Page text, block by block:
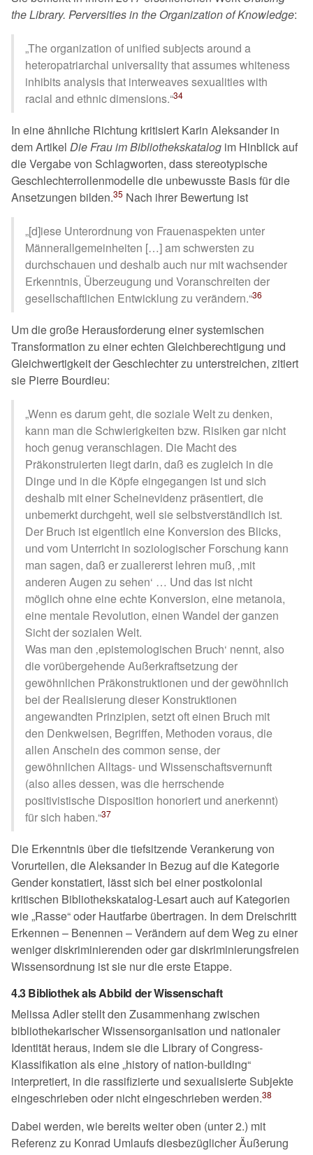
the Library. Perversities in the Organization of Knowledge:
The organization of unified subjects around a
heteropatriarchal universality that assumes whiteness
inhibits analysis that interweaves sexualities with
racial and ethnic dimensions. 34
In eine ähnliche Richtung kritisiert Karin Aleksander in
dem Artikel Die Frau im Bibliothekskatalog im Hinblick auf
die Vergabe von Schlagworten, dass stereotypische
Geschlechterrollenmodelle die unbewusste Basis für die
Ansetzungen bilden.35 Nach ihrer Bewertung ist
[d]iese Unterordnung von Frauenaspekten unter
Männerallgemeinheiten […] am schwersten zu
durchschauen und deshalb auch nur mit wachsender
Erkenntnis, Überzeugung und Voranschreiten der
gesellschaftlichen Entwicklung zu verändern. 36
Um die große Herausforderung einer systemischen
Transformation zu einer echten Gleichberechtigung und
Gleichwertigkeit der Geschlechter zu unterstreichen, zitiert
sie Pierre Bourdieu:
Wenn es darum geht, die soziale Welt zu denken,
kann man die Schwierigkeiten bzw. Risiken gar nicht
hoch genug veranschlagen. Die Macht des
Präkonstruierten liegt darin, daß es zugleich in die
Dinge und in die Köpfe eingegangen ist und sich
deshalb mit einer Scheinevidenz präsentiert, die
unbemerkt durchgeht, weil sie selbstverständlich ist.
Der Bruch ist eigentlich eine Konversion des Blicks,
und vom Unterricht in soziologischer Forschung kann
man sagen, daß er zuallererst lehren muß, mit
anderen Augen zu sehen … Und das ist nicht
möglich ohne eine echte Konversion, eine metanoia,
eine mentale Revolution, einen Wandel der ganzen
Sicht der sozialen Welt.
Was man den epistemologischen Bruch nennt, also
die vorübergehende Außerkraftsetzung der
gewöhnlichen Präkonstruktionen und der gewöhnlich
bei der Realisierung dieser Konstruktionen
angewandten Prinzipien, setzt oft einen Bruch mit
den Denkweisen, Begriffen, Methoden voraus, die
allen Anschein des common sense, der
gewöhnlichen Alltags- und Wissenschaftsvernunft
(also alles dessen, was die herrschende
positivistische Disposition honoriert und anerkennt)
für sich haben. 37
Die Erkenntnis über die tiefsitzende Verankerung von
Vorurteilen, die Aleksander in Bezug auf die Kategorie
Gender konstatiert, lässt sich bei einer postkolonial
kritischen Bibliothekskatalog-Lesart auch auf Kategorien
wie Rasse oder Hautfarbe übertragen. In dem Dreischritt
Erkennen – Benennen – Verändern auf dem Weg zu einer
weniger diskriminierenden oder gar diskriminierungsfreien
Wissensordnung ist sie nur die erste Etappe.
4.3 Bibliothek als Abbild der Wissenschaft
Melissa Adler stellt den Zusammenhang zwischen
bibliothekarischer Wissensorganisation und nationaler
Identität heraus, indem sie die Library of Congress-
Klassifikation als eine history of nation-building
interpretiert, in die rassifizierte und sexualisierte Subjekte
eingeschrieben oder nicht eingeschrieben werden.38
Dabei werden, wie bereits weiter oben (unter 2.) mit
Referenz zu Konrad Umlaufs diesbezüglicher Äußerung